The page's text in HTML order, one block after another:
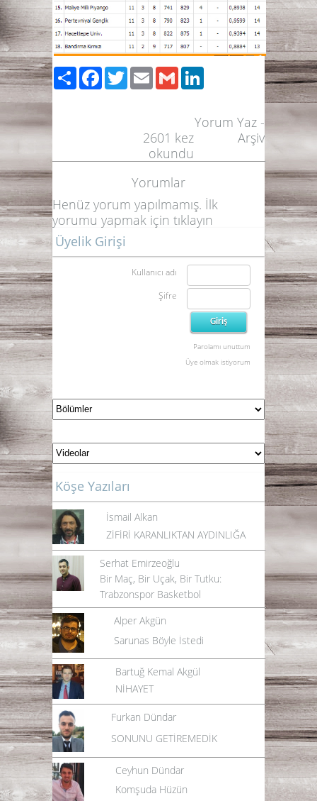
PaylaşFacebook
TwitterEmailGmail
Yorum Yaz -
Arşiv
2601 kez
okundu
Yorumlar
Henüz yorum yapılmamış. İlk
yorumu yapmak için tıklayın
Üyelik Girişi
Kullanıcı adı
Şifre
Parolamı unuttum
Üye olmak istiyorum
Köşe Yazıları
İsmail Alkan
ZİFİRİ KARANLIKTAN AYDINLIĞA
Serhat Emirzeoğlu
Bir Maç, Bir Uçak, Bir Tutku:
Trabzonspor Basketbol
Alper Akgün
Sarunas Böyle İstedi
Bartuğ Kemal Akgül
NİHAYET
Furkan Dündar
SONUNU GETİREMEDİK
Ceyhun Dündar
Komşuda Hüzün